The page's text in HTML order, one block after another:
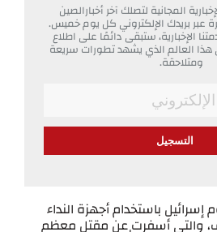
المجانية لتصلك آخر أخبارالصين
عبر بريدك الإلكتروني كل يوم خميس.
الإخبارية، ستبقى دائمًا على اطلاع
العالم الذي يشهد تطورات سريعة
ومتلاحقة.
باستخدام أجهزة النداء
والتي أسفرت عن مقتل معظم